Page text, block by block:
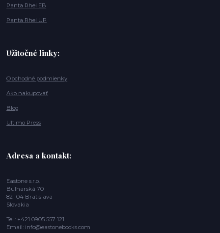
Panta Rhei EB
Panta Rhei UP
Užitočné linky:
Obchodné podmienky
Ako nakupovať
Blog
Ultimo Press
Adresa a kontakt:
Eastone s.r.o.
Bulharská 70
821 04 Bratislava
Slovakia
Tel.: +421 0905 557 121
Email: info@eastonebooks.com